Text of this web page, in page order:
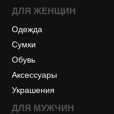
ДЛЯ ЖЕНЩИН
Одежда
Сумки
Обувь
Аксессуары
Украшения
ДЛЯ МУЖЧИН